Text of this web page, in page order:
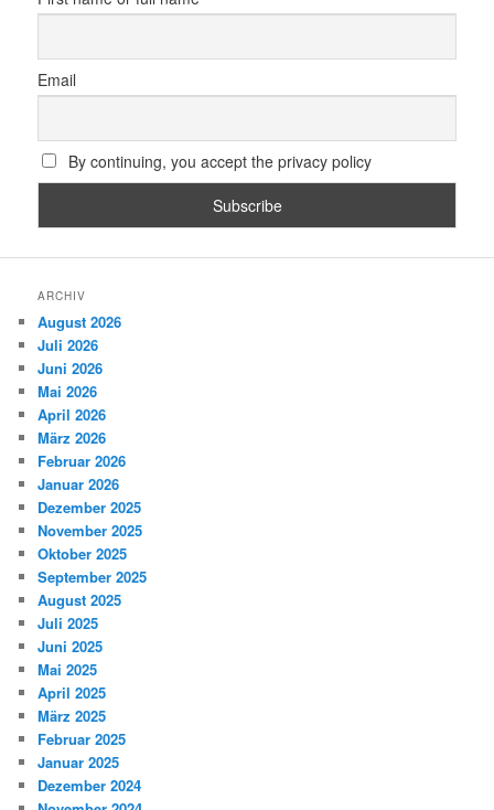
Email
By continuing, you accept the privacy policy
ARCHIV
August 2026
Juli 2026
Juni 2026
Mai 2026
April 2026
März 2026
Februar 2026
Januar 2026
Dezember 2025
November 2025
Oktober 2025
September 2025
August 2025
Juli 2025
Juni 2025
Mai 2025
April 2025
März 2025
Februar 2025
Januar 2025
Dezember 2024